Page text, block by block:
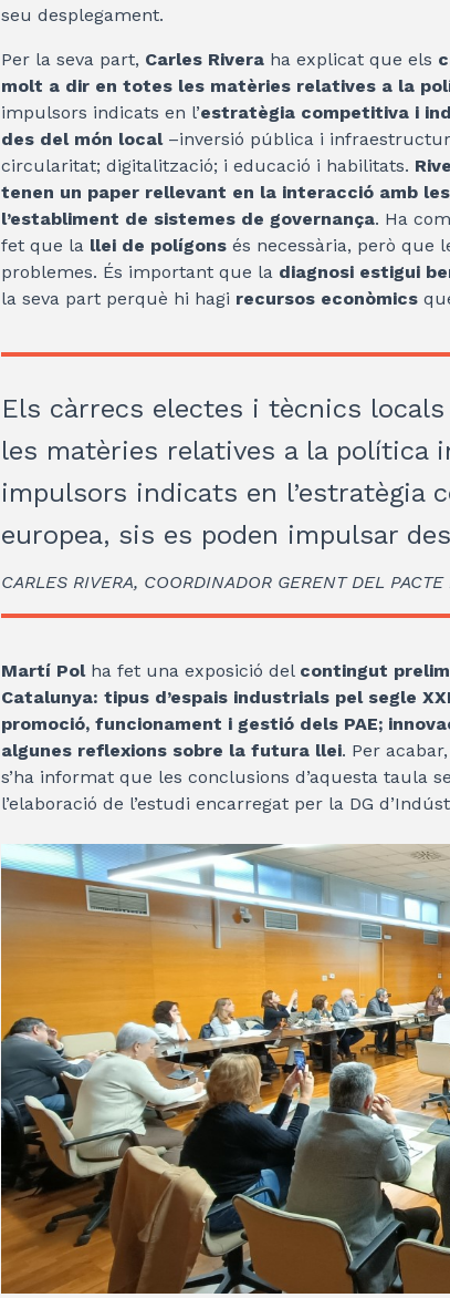
seu desplegament.
Per la seva part, Carles Rivera ha explicat que els
molt a dir en totes les matèries relatives a la
impulsors indicats en l’estratègia competitiva i
des del món local–inversió pública i
circularitat; digitalització; i educació i habilitats.
tenen un paper rellevant en la interacció amb
l’establiment de sistemes de governança. Ha
fet que la llei de polígons és necessària, però que
problemes. És important que la diagnosi estigui
la seva part perquè hi hagi recursos econòmics
Els càrrecs electes i tècnics
les matèries relatives a la política
impulsors indicats en l’estratègia
europea, sis es poden impulsar
CARLES RIVERA, COORDINADOR GERENT DEL
Martí Polha fet una exposició del contingut
Catalunya: tipus d’espais industrials pel segle
promoció, funcionament i gestió dels PAE;
algunes reflexions sobre la futura llei. Per
s’ha informat que les conclusions d’aquesta taula
l’elaboració de l’estudi encarregat per la DG